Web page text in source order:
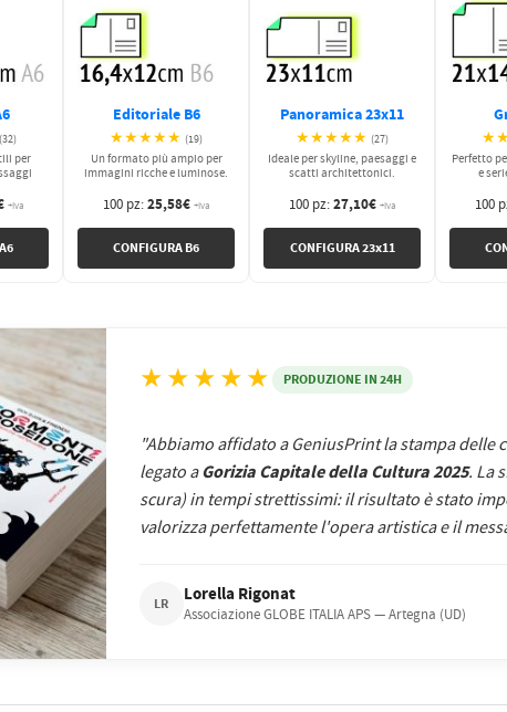
(32)
per
+iva
Editoriale B6
★★★★★ (19)
Un formato più ampio per
immagini ricche e luminose.
100 pz:25,58€ +iva
CONFIGURA B6
Panoramica 23x11
★★★★★ (27)
Ideale per skyline, paesaggi e
scatti architettonici.
100 pz:27,10€ +iva
CONFIGURA 23x11
Perfetto
e
100
★★★★★ PRODUZIONE IN 24H
"Abbiamo affidato a GeniusPrint la stampa delle
legato aGorizia Capitale della Cultura 2025. La
scura) in tempi strettissimi: il risultato è stato
valorizza perfettamente l'opera artistica e il
LR Lorella Rigonat
Associazione GLOBE ITALIA APS — Artegna (UD)